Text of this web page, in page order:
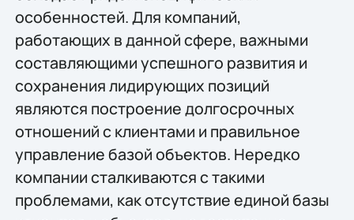
особенностей. Для компаний,
работающих в данной сфере, важными
составляющими успешного развития и
сохранения лидирующих позиций
являются построение долгосрочных
отношений с клиентами и правильное
управление базой объектов. Нередко
компании сталкиваются с такими
проблемами, как отсутствие единой базы